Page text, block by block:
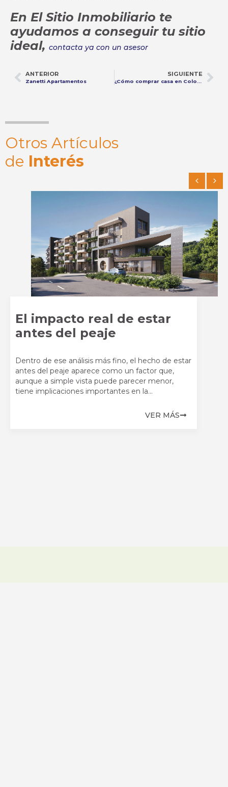
En El Sitio Inmobiliario te
ayudamos a conseguir tu sitio
ideal, contacta ya con un asesor
ANTERIOR
Zanetti Apartamentos
SIGUIENTE
¿Cómo comprar casa en Colombia desde el exterior?
Otros Artículos
de Interés
El impacto real de estar
antes del peaje
Dentro de ese análisis más fino, el hecho de estar
antes del peaje aparece como un factor que,
aunque a simple vista puede parecer menor,
tiene implicaciones importantes en la...
VER MÁS